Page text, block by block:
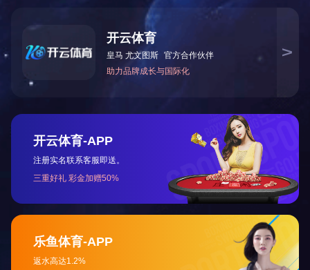
QS87型固体绝缘材料介电常数及介损测量装置
简介：
说明书。
QS87型高精密高压电容电桥有如下特点。主电桥采用
电流比较仪的原理，具有操作方便可靠、测量精度
高、读数位数多、线性度好，不受环境湿度影响，仪
器显示采用大屏幕TFT，可显示电容值Cx、介损值
tgδ、试验电压Upk/√2、电感量Lx、品质因数Q、测试